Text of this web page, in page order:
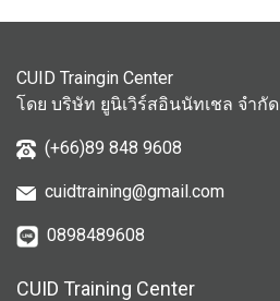
CUID Traingin Center
โดย บริษัท ยูนิเวิร์สอินนัทเชล จำกัด
(+66)89 848 9608
cuidtraining@gmail.com
0898489608
CUID Training Center